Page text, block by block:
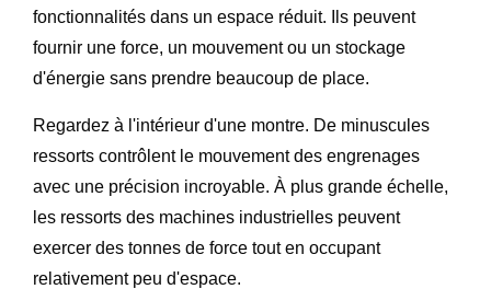
fonctionnalités dans un espace réduit. Ils peuvent
fournir une force, un mouvement ou un stockage
d'énergie sans prendre beaucoup de place.
Regardez à l'intérieur d'une montre. De minuscules
ressorts contrôlent le mouvement des engrenages
avec une précision incroyable. À plus grande échelle,
les ressorts des machines industrielles peuvent
exercer des tonnes de force tout en occupant
relativement peu d'espace.